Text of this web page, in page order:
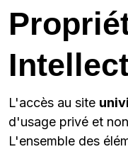
L'accès au site
d'usage privé et
L'ensemble des